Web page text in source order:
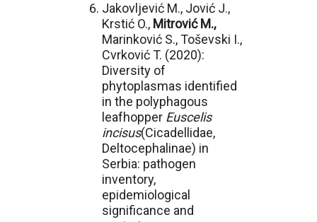
Jakovljević M., Jović J.,
Krstić O., Mitrović M.,
Marinković S., Toševski I.,
Cvrković T. (2020):
Diversity of
phytoplasmas identified
in the polyphagous
leafhopper Euscelis
incisus(Cicadellidae,
Deltocephalinae) in
Serbia: pathogen
inventory,
epidemiological
significance and